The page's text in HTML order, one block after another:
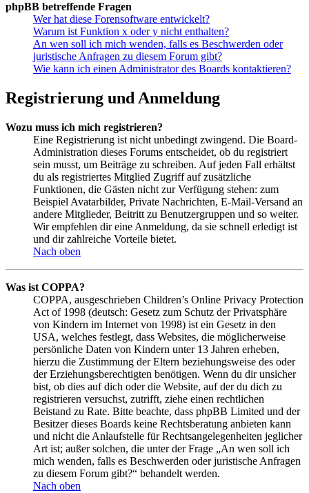
phpBB betreffende Fragen
Wer hat diese Forensoftware entwickelt?
Warum ist Funktion x oder y nicht enthalten?
An wen soll ich mich wenden, falls es Beschwerden oder
juristische Anfragen zu diesem Forum gibt?
Wie kann ich einen Administrator des Boards kontaktieren?
Registrierung und Anmeldung
Wozu muss ich mich registrieren?
Eine Registrierung ist nicht unbedingt zwingend. Die Board-
Administration dieses Forums entscheidet, ob du registriert
sein musst, um Beiträge zu schreiben. Auf jeden Fall erhältst
du als registriertes Mitglied Zugriff auf zusätzliche
Funktionen, die Gästen nicht zur Verfügung stehen: zum
Beispiel Avatarbilder, Private Nachrichten, E-Mail-Versand an
andere Mitglieder, Beitritt zu Benutzergruppen und so weiter.
Wir empfehlen dir eine Anmeldung, da sie schnell erledigt ist
und dir zahlreiche Vorteile bietet.
Nach oben
Was ist COPPA?
COPPA, ausgeschrieben Children’s Online Privacy Protection
Act of 1998 (deutsch: Gesetz zum Schutz der Privatsphäre
von Kindern im Internet von 1998) ist ein Gesetz in den
USA, welches festlegt, dass Websites, die möglicherweise
persönliche Daten von Kindern unter 13 Jahren erheben,
hierzu die Zustimmung der Eltern beziehungsweise des oder
der Erziehungsberechtigten benötigen. Wenn du dir unsicher
bist, ob dies auf dich oder die Website, auf der du dich zu
registrieren versuchst, zutrifft, ziehe einen rechtlichen
Beistand zu Rate. Bitte beachte, dass phpBB Limited und der
Besitzer dieses Boards keine Rechtsberatung anbieten kann
und nicht die Anlaufstelle für Rechtsangelegenheiten jeglicher
Art ist; außer solchen, die unter der Frage „An wen soll ich
mich wenden, falls es Beschwerden oder juristische Anfragen
zu diesem Forum gibt?“ behandelt werden.
Nach oben